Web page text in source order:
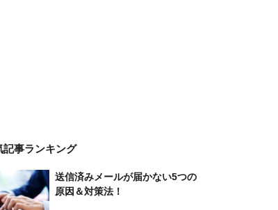
記事ランキング
送信済みメールが届かない5つの
原因＆対策法！